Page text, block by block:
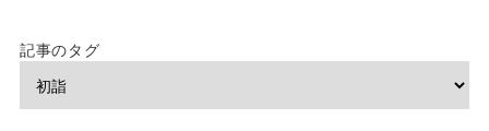
記事のタグ